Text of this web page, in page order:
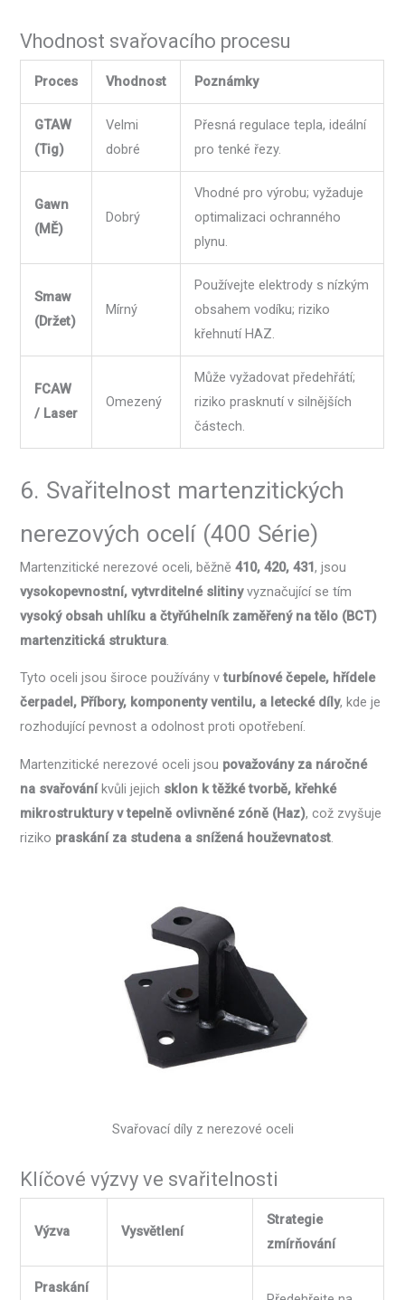
Vhodnost svařovacího procesu
Proces Vhodnost Poznámky
GTAW
(Tig)
Velmi
dobré
Přesná regulace tepla, ideální
pro tenké řezy.
Gawn
(MĚ)
Dobrý
Vhodné pro výrobu; vyžaduje
optimalizaci ochranného
plynu.
Smaw
(Držet)
Mírný
Používejte elektrody s nízkým
obsahem vodíku; riziko
křehnutí HAZ.
FCAW
/ Laser
Omezený
Může vyžadovat předehřátí;
riziko prasknutí v silnějších
částech.
6. Svařitelnost martenzitických
nerezových ocelí (400 Série)
Martenzitické nerezové oceli, běžně410, 420, 431, jsou
vysokopevnostní, vytvrditelné slitinyvyznačující se tím
vysoký obsah uhlíku a čtyřúhelník zaměřený na tělo (BCT)
martenzitická struktura
Tyto oceli jsou široce používány vturbínové čepele, hřídele
čerpadel, Příbory, komponenty ventilu, a letecké díly, kde je
rozhodující pevnost a odolnost proti opotřebení.
Martenzitické nerezové oceli jsou považovány za náročné
na svařováníkvůli jejich sklon k těžké tvorbě, křehké
mikrostruktury v tepelně ovlivněné zóně (Haz), což zvyšuje
riziko praskání za studena a snížená houževnatost.
Svařovací díly z nerezové oceli
Klíčové výzvy ve svařitelnosti
Výzva Vysvětlení
Strategie
zmírňování
Praskání